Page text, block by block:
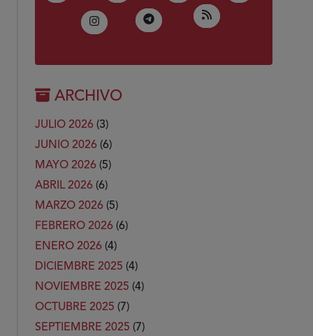
Instagram
(Abre en nueva ventana)
Telegram
(Abre en nueva ventana)
RSS
(Abre en nueva
ARCHIVO
JULIO 2026 (3)
JUNIO 2026 (6)
MAYO 2026 (5)
ABRIL 2026 (6)
MARZO 2026 (5)
FEBRERO 2026 (6)
ENERO 2026 (4)
DICIEMBRE 2025 (4)
NOVIEMBRE 2025 (4)
OCTUBRE 2025 (7)
SEPTIEMBRE 2025 (7)